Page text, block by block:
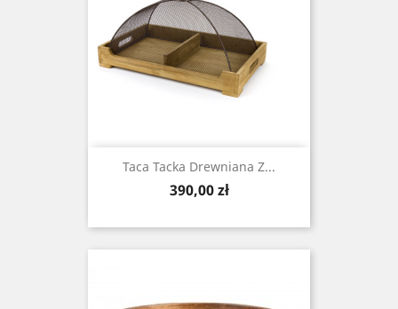
Taca Tacka Drewniana Z...
Cena
390,00 zł